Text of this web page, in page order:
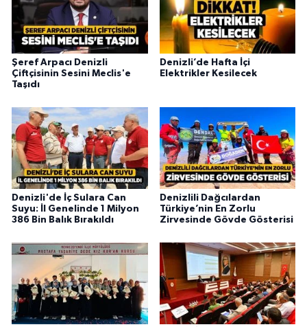
Şeref Arpacı Denizli
Çiftçisinin Sesini Meclis'e
Taşıdı
Denizli’de Hafta İçi
Elektrikler Kesilecek
Denizli'de İç Sulara Can
Suyu: İl Genelinde 1 Milyon
386 Bin Balık Bırakıldı
Denizlili Dağcılardan
Türkiye’nin En Zorlu
Zirvesinde Gövde Gösterisi